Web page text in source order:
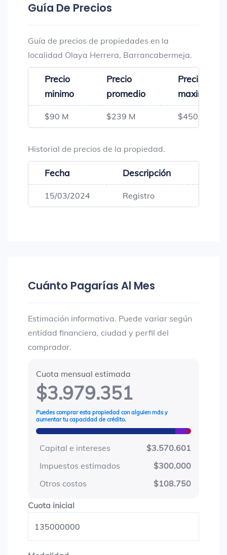
Guía De Precios
Guía de precios de propiedades en la
localidad Olaya Herrera, Barrancabermeja.
Precio
minimo
Precio
promedio
Precio
maximo
$90 M $239 M $450 M
Historial de precios de la propiedad.
Fecha Descripción
15/03/2024 Registro
Cuánto Pagarías Al Mes
Estimación informativa. Puede variar según
entidad financiera, ciudad y perfil del
comprador.
Cuota mensual estimada
$3.979.351
Puedes comprar esta propiedad con alguien más y
aumentar tu capacidad de crédito.
Capital e intereses
$3.570.601
Impuestos estimados
$300.000
Otros costos
$108.750
Cuota inicialCuota inicial